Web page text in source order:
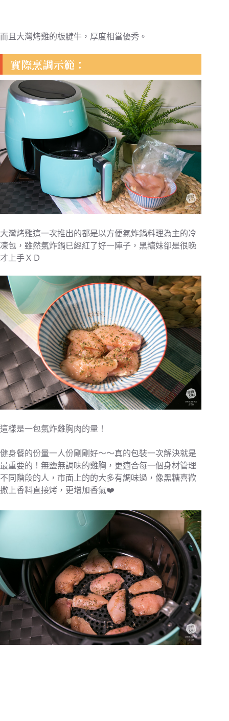
而且大灣烤雞的板腱牛，厚度相當優秀。
實際烹調示範：
大灣烤雞這一次推出的都是以方便氣炸鍋料理為主的冷
凍包，雖然氣炸鍋已經紅了好一陣子，黑糖妹卻是很晚
才上手ＸＤ
這樣是一包氣炸雞胸肉的量！
健身餐的份量一人份剛剛好～～真的包裝一次解決就是
最重要的！無鹽無調味的雞胸，更適合每一個身材管理
不同階段的人，市面上的的大多有調味過，像黑糖喜歡
撒上香料直接烤，更增加香氣❤️